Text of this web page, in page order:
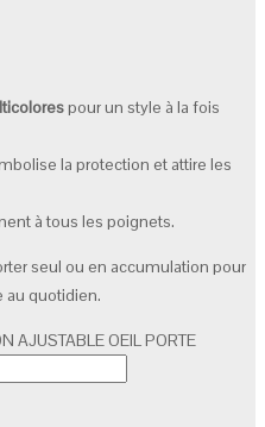
pour un style à la fois
la protection et attire les
à tous les poignets.
seul ou en accumulation pour
au quotidien.
AJUSTABLE OEIL PORTE